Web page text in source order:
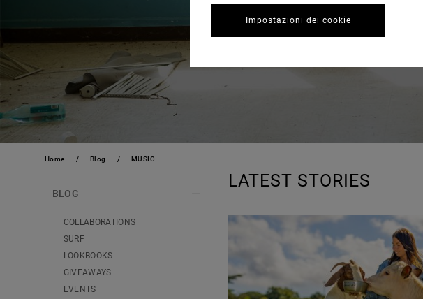
Home Blog MUSIC
BLOG
COLLABORATIONS
SURF
LOOKBOOKS
GIVEAWAYS
EVENTS
LATEST STORIES
Impostazioni dei cookie